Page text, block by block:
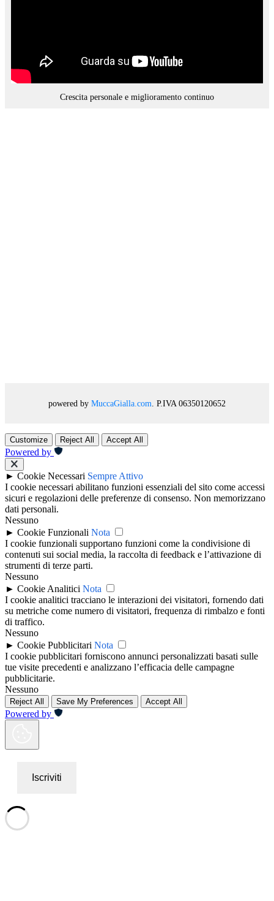
Crescita personale e miglioramento continuo
powered by MuccaGialla.com . P.IVA 06350120652
Customize Reject All Accept All
Powered by
► Cookie Necessari Sempre Attivo
I cookie necessari abilitano funzioni essenziali del sito come accessi
sicuri e regolazioni delle preferenze di consenso. Non memorizzano
dati personali.
Nessuno
► Cookie Funzionali Nota
I cookie funzionali supportano funzioni come la condivisione di
contenuti sui social media, la raccolta di feedback e l’attivazione di
strumenti di terze parti.
Nessuno
► Cookie Analitici Nota
I cookie analitici tracciano le interazioni dei visitatori, fornendo dati
su metriche come numero di visitatori, frequenza di rimbalzo e fonti
di traffico.
Nessuno
► Cookie Pubblicitari Nota
I cookie pubblicitari forniscono annunci personalizzati basati sulle
tue visite precedenti e analizzano l’efficacia delle campagne
pubblicitarie.
Nessuno
Reject All Save My Preferences Accept All
Powered by
Iscriviti